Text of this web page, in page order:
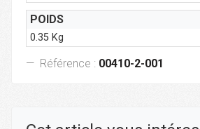
POIDS
0.35 Kg
Référence : 00410-2-001